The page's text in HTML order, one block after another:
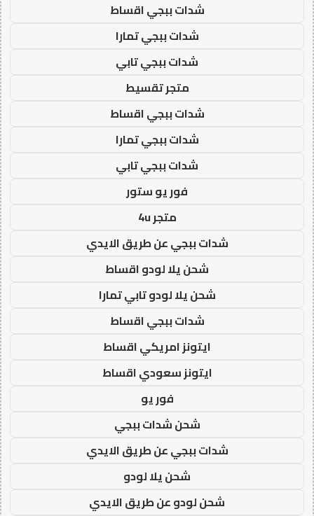
شدات ببجي اقساط
شدات ببجي تمارا
شدات ببجي تابي
متجر تقسيط
شدات ببجي اقساط
شدات ببجي تمارا
شدات ببجي تابي
فور يو ستور
متجر 4u
شدات ببجي عن طريق الايدي
شحن يلا لودو اقساط
شحن يلا لودو تابي تمارا
شدات ببجي اقساط
ايتونز امريكي اقساط
ايتونز سعودي اقساط
فور يو
شحن شدات ببجي
شدات ببجي عن طريق الايدي
شحن يلا لودو
شحن لودو عن طريق الايدي